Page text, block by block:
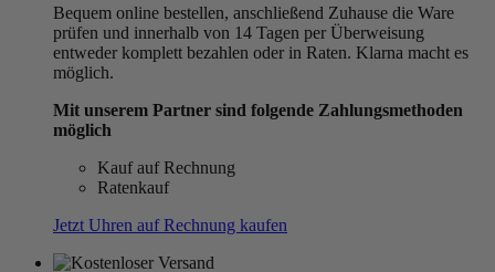
Bequem online bestellen, anschließend Zuhause die Ware
prüfen und innerhalb von 14 Tagen per Überweisung
entweder komplett bezahlen oder in Raten. Klarna macht es
möglich.
Mit unserem Partner sind folgende Zahlungsmethoden
möglich
Kauf auf Rechnung
Ratenkauf
Jetzt Uhren auf Rechnung kaufen